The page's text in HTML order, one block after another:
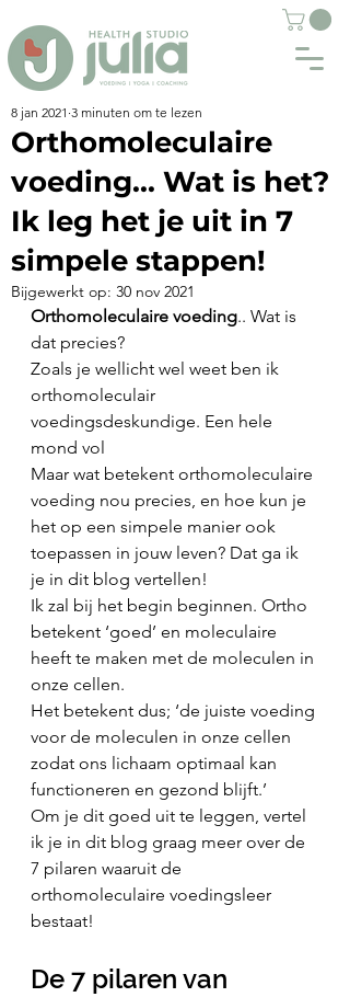
Orthomoleculaire
voeding... Wat is het?
Ik leg het je uit in 7
simpele stappen!
8 jan 2021 3 minuten om te lezen
Bijgewerkt op: 30 nov 2021
Orthomoleculaire voeding.. Wat is
dat precies?
Zoals je wellicht wel weet ben ik
orthomoleculair
voedingsdeskundige. Een hele
mond vol
Maar wat betekent orthomoleculaire
voeding nou precies, en hoe kun je
het op een simpele manier ook
toepassen in jouw leven? Dat ga ik
je in dit blog vertellen!
Ik zal bij het begin beginnen. Ortho
betekent ‘goed’ en moleculaire
heeft te maken met de moleculen in
onze cellen.
Het betekent dus; ‘de juiste voeding
voor de moleculen in onze cellen
zodat ons lichaam optimaal kan
functioneren en gezond blijft.’
Om je dit goed uit te leggen, vertel
ik je in dit blog graag meer over de
7 pilaren waaruit de
orthomoleculaire voedingsleer
bestaat!
De 7 pilaren van